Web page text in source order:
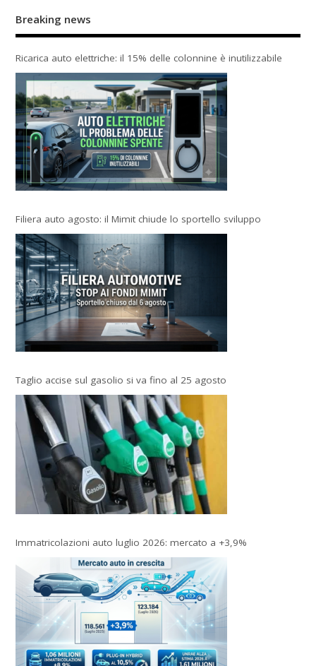
Breaking news
Ricarica auto elettriche: il 15% delle colonnine è inutilizzabile
Filiera auto agosto: il Mimit chiude lo sportello sviluppo
Taglio accise sul gasolio si va fino al 25 agosto
Immatricolazioni auto luglio 2026: mercato a +3,9%